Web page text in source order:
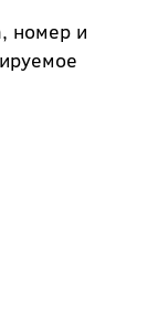
номер и